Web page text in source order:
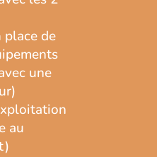
place de
une
au